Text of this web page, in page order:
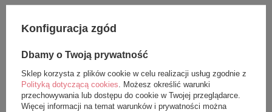
wzór objęty jest ochroną prawno-autorską.
Nasze przytulanki i plecaki należy używać pod
nadzorem osoby dorosłej - jak wszystkie produkty
przeznaczone dla niemowląt i małych dzieci.
Konfiguracja zgód
Dbamy o Twoją prywatność
Sklep korzysta z plików cookie w celu realizacji usług zgodnie z
Polityką dotyczącą cookies. Możesz określić warunki
przechowywania lub dostępu do cookie w Twojej przeglądarce.
Więcej informacji na temat warunków i prywatności można